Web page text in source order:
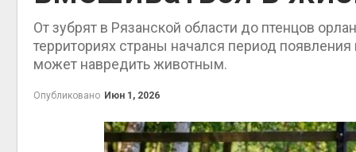
От зубрят в Рязанской области до птенцов
территориях страны начался период
может навредить животным.
Опубликовано Июн 1, 2026